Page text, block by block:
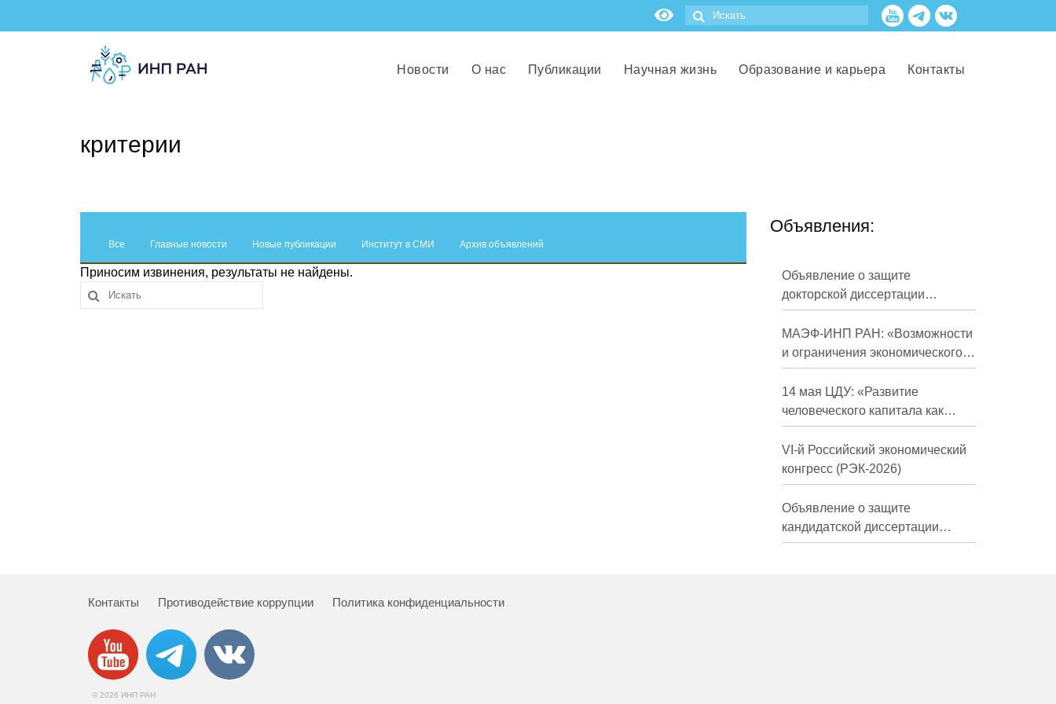
Новости О нас Публикации Научная жизнь Образование и карьера Контакты
критерии
Все Главные новости Новые публикации Институт в СМИ Архив объявлений
Приносим извинения, результаты не найдены.
Объявления:
Объявление о защите
докторской диссертации
Кузнецова Михаила
Евгеньевича
МАЭФ-ИНП РАН: «Возможности
и ограничения экономического
развития России в средне- и
долгосрочной перспективе»
14 мая ЦДУ: «Развитие
человеческого капитала как
фактор экономического роста»
VI-й Российский экономический
конгресс (РЭК-2026)
Объявление о защите
кандидатской диссертации
Трындиной Николь Сергеевны
Контакты Противодействие коррупции Политика конфиденциальности
© 2026 ИНП РАН